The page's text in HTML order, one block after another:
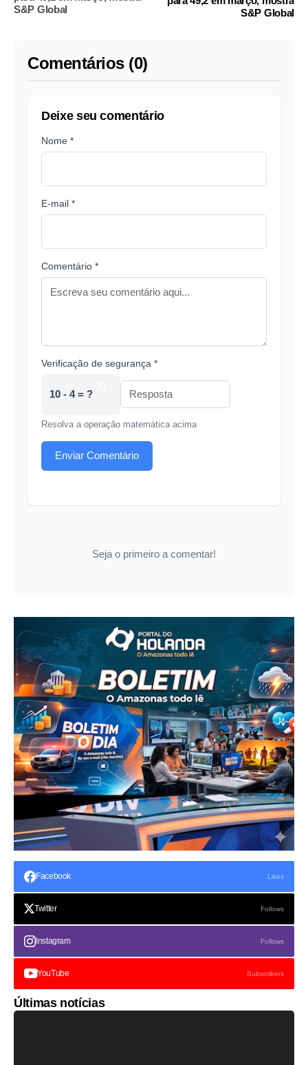
S&P Global
S&P Global
Comentários (0)
Deixe seu comentário
Nome *
E-mail *
Comentário *
Verificação de segurança *
10 - 4 = ?
Resolva a operação matemática acima
Enviar Comentário
Seja o primeiro a comentar!
Facebook Likes
Twitter Follows
Instagram Follows
YouTube Subscribers
Últimas notícias